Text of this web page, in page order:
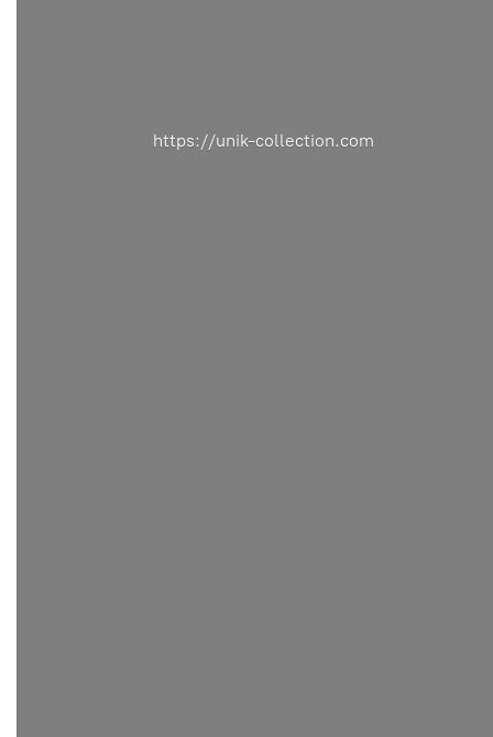
https://unik-collection.com